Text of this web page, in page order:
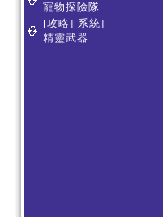
寵物探險隊
[攻略][系統]
精靈武器